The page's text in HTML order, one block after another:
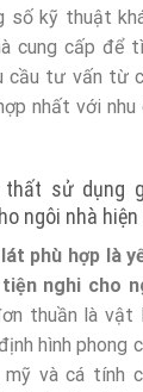
số kỹ thuật
cung cấp để
tư vấn từ
nhất với nhu
sử dụng
ngôi nhà
phù hợp là
nghi cho
thuần là vật
hình phong
và cá tính